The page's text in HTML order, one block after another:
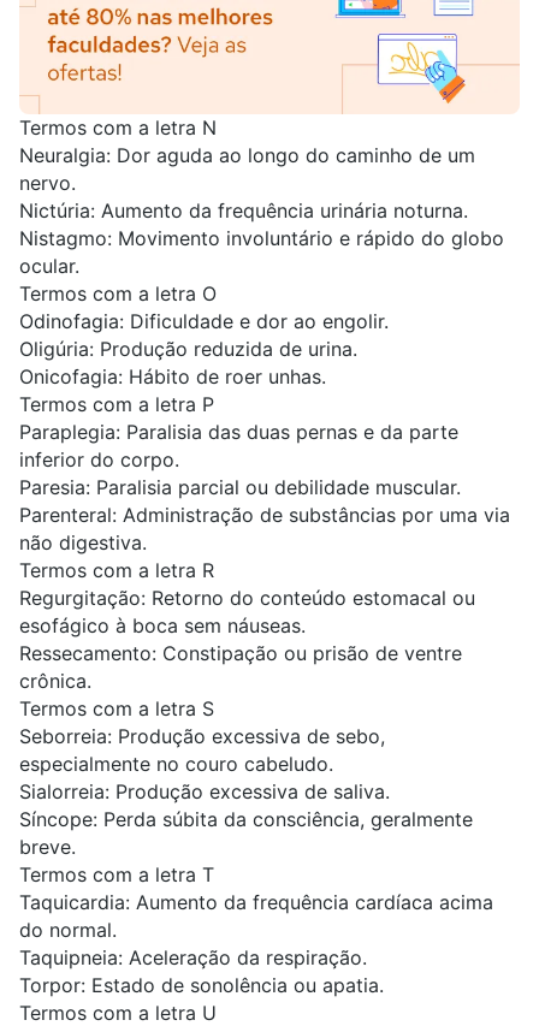
Termos com a letra N
Neuralgia: Dor aguda ao longo do caminho de um
nervo.
Nictúria: Aumento da frequência urinária noturna.
Nistagmo: Movimento involuntário e rápido do globo
ocular.
Termos com a letra O
Odinofagia: Dificuldade e dor ao engolir.
Oligúria: Produção reduzida de urina.
Onicofagia: Hábito de roer unhas.
Termos com a letra P
Paraplegia: Paralisia das duas pernas e da parte
inferior do corpo.
Paresia: Paralisia parcial ou debilidade muscular.
Parenteral: Administração de substâncias por uma via
não digestiva.
Termos com a letra R
Regurgitação: Retorno do conteúdo estomacal ou
esofágico à boca sem náuseas.
Ressecamento: Constipação ou prisão de ventre
crônica.
Termos com a letra S
Seborreia: Produção excessiva de sebo,
especialmente no couro cabeludo.
Sialorreia: Produção excessiva de saliva.
Síncope: Perda súbita da consciência, geralmente
breve.
Termos com a letra T
Taquicardia: Aumento da frequência cardíaca acima
do normal.
Taquipneia: Aceleração da respiração.
Torpor: Estado de sonolência ou apatia.
Termos com a letra U